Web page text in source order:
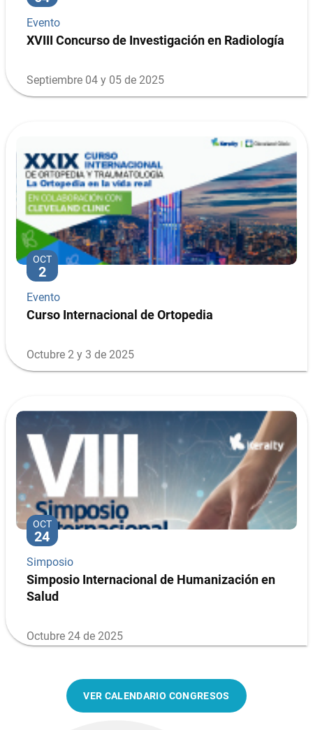
Evento
XVIII Concurso de Investigación en Radiología
Septiembre 04 y 05 de 2025
OCT
2
Evento
Curso Internacional de Ortopedia
Octubre 2 y 3 de 2025
OCT
24
Simposio
Simposio Internacional de Humanización en
Salud
Octubre 24 de 2025
VER CALENDARIO CONGRESOS